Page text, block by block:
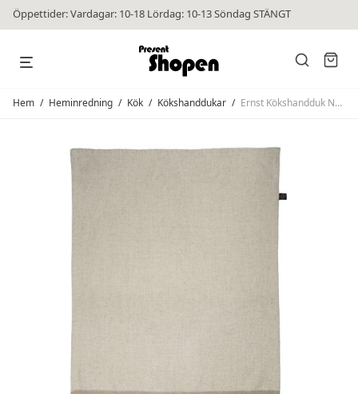
Öppettider: Vardagar: 10-18 Lördag: 10-13 Söndag STÄNGT
Hem / Heminredning / Kök / Kökshanddukar / Ernst Kökshandduk Natur/Beige/Vit